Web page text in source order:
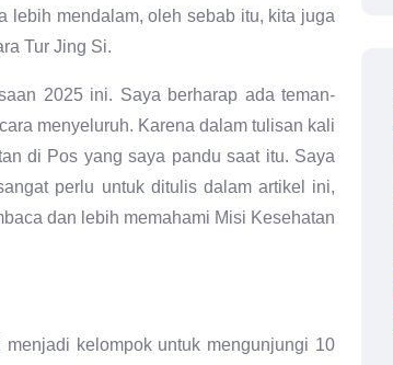
lebih mendalam, oleh sebab itu, kita juga
Tur Jing Si.
2025 ini. Saya berharap ada teman-
menyeluruh. Karena dalam tulisan kali
di Pos yang saya pandu saat itu. Saya
perlu untuk ditulis dalam artikel ini,
dan lebih memahami Misi Kesehatan
kelompok untuk mengunjungi 10